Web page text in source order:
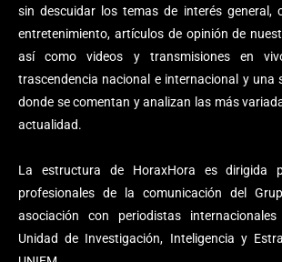
sin descuidar los temas de interés general,
entretenimiento, artículos de opinión de
así como videos y transmisiones en
trascendencia nacional e internacional y una
donde se comentan y analizan las más
actualidad.
La estructura de HoraxHora es dirigida
profesionales de la comunicación del
asociación con periodistas
Unidad de Investigación, Inteligencia y